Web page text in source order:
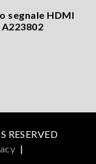
segnale HDMI
RESERVED
|